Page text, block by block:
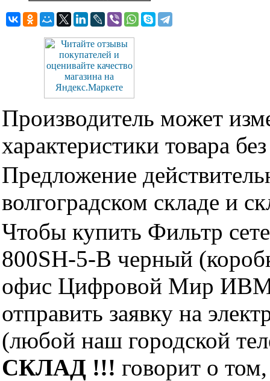
Производитель может
характеристики товара
Предложение
волгоградском складе и
Чтобы купить Фильтр
800SH-5-B черный
офис Цифровой Мир ИВМ
отправить заявку на
(любой наш городской
СКЛАД !!! говорит о